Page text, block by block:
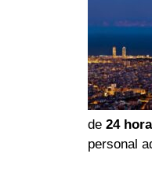
de 24
personal